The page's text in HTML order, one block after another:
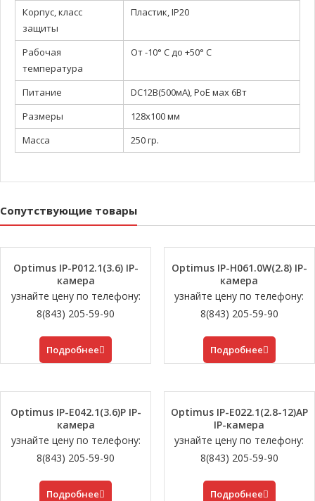
Корпус, класс
защиты
Пластик, IP20
Рабочая
температура
От -10° С до +50° С
Питание
DC12В(500мА), PoE мах 6Вт
Размеры
128х100 мм
Масса
250 гр.
Сопутствующие товары
Optimus IP-P012.1(3.6) IP-
камера
узнайте цену по телефону:
8(843) 205-59-90
Подробнее
Optimus IP-H061.0W(2.8) IP-
камера
узнайте цену по телефону:
8(843) 205-59-90
Подробнее
Optimus IP-E042.1(3.6)P IP-
камера
узнайте цену по телефону:
8(843) 205-59-90
Подробнее
Optimus IP-E022.1(2.8-12)AP
IP-камера
узнайте цену по телефону:
8(843) 205-59-90
Подробнее